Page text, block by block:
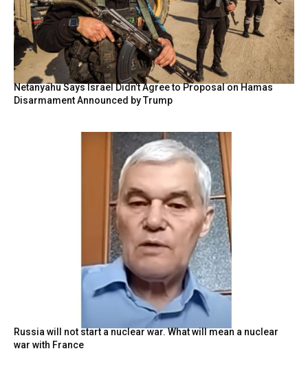
Netanyahu Says Israel Didn’t Agree to Proposal on Hamas
Disarmament Announced by Trump
Russia will not start a nuclear war. What will mean a nuclear
war with France